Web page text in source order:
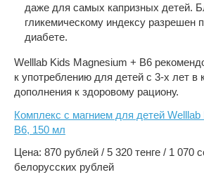
даже для самых капризных детей.
гликемическому индексу разрешен
диабете.
Welllab Kids Magnesium + B6
к употреблению для детей с 3-х лет в
дополнения к здоровому рациону.
Комплекс с магнием для детей
B6, 150 мл
Цена: 870 рублей / 5 320 тенге / 1 070
белорусских рублей